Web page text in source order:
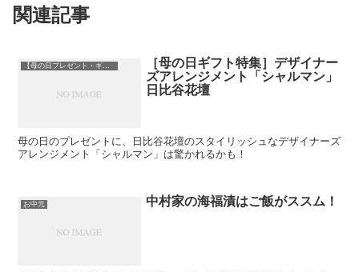
関連記事
【母の日プレゼント・ギフト特集】
［母の日ギフト特集］デザイナー
ズアレンジメント「シャルマン」
日比谷花壇
母の日のプレゼントに、日比谷花壇のスタイリッシュなデザイナーズ
アレンジメント「シャルマン」は驚かれるかも！
お中元 中村家の海福漬はご飯がススム！